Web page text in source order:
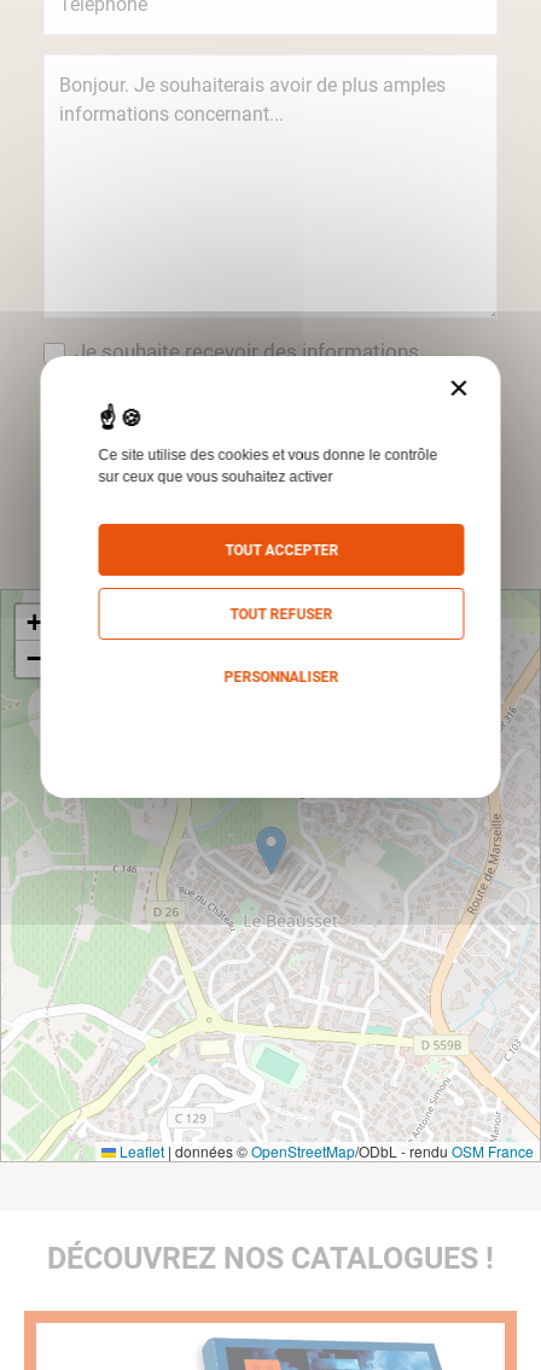
Je souhaite recevoir des informations
concernant les produits et services Humbert
par e-mail.
*Champs obligatoires
Envoyer
+
−
Leaflet | données ©OpenStreetMap/ODbL - rendu OSM France
DÉCOUVREZ NOS CATALOGUES !
×
Ce site utilise des cookies et vous donne le contrôle
sur ceux que vous souhaitez activer
TOUT ACCEPTER
TOUT REFUSER
PERSONNALISER